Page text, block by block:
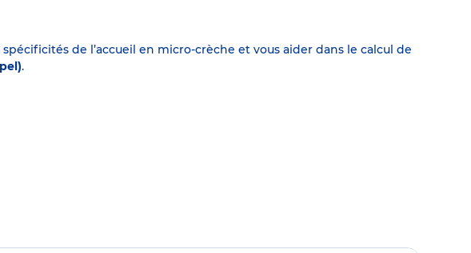
de l’accueil en micro-crèche et vous aider dans le calcul de
.